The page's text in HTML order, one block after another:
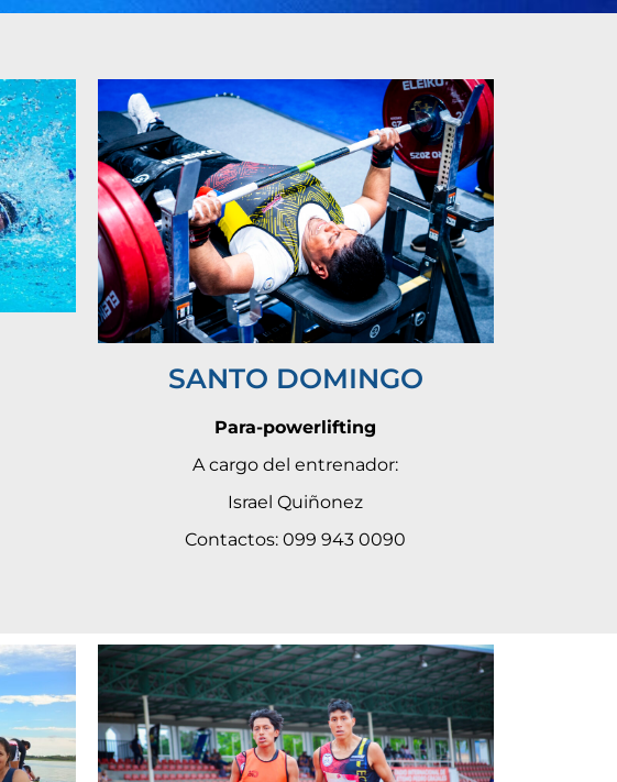
SANTO DOMINGO
Para-powerlifting
A cargo del entrenador:
Israel Quiñonez
Contactos: 099 943 0090